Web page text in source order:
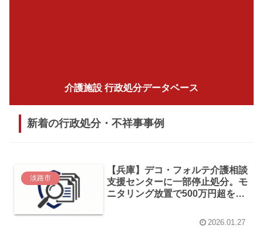
介護施設 行政処分データベース
新着の行政処分・不祥事事例
淡路市
【兵庫】デコ・フォルテ介護相談
支援センターに一部停止処分。モ
ニタリング放置で500万円超を不
2026.01.27